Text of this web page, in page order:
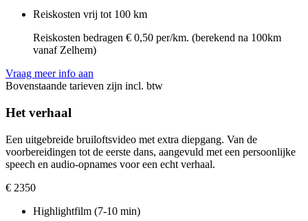
Reiskosten vrij tot 100 km
Reiskosten bedragen € 0,50 per/km. (berekend na 100km
vanaf Zelhem)
Vraag meer info aan
Bovenstaande tarieven zijn incl. btw
Het verhaal
Een uitgebreide bruiloftsvideo met extra diepgang. Van de
voorbereidingen tot de eerste dans, aangevuld met een persoonlijke
speech en audio-opnames voor een echt verhaal.
€ 2350
Highlightfilm (7-10 min)